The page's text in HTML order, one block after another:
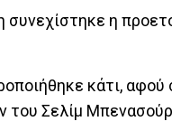
η
κάτι,
του Σελίμ